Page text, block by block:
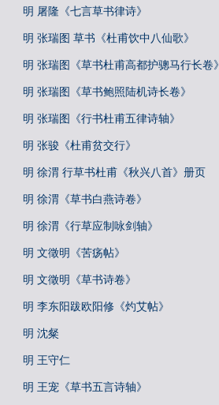
明 屠隆《七言草书律诗》
明 张瑞图 草书《杜甫饮中八仙歌》
明 张瑞图《草书杜甫高都护骢马行长卷》
明 张瑞图《草书鲍照陆机诗长卷》
明 张瑞图《行书杜甫五律诗轴》
明 张骏《杜甫贫交行》
明 徐渭 行草书杜甫《秋兴八首》册页
明 徐渭《草书白燕诗卷》
明 徐渭《行草应制咏剑轴》
明 文徵明《苦疡帖》
明 文徵明《草书诗卷》
明 李东阳跋欧阳修《灼艾帖》
明 沈粲
明 王守仁
明 王宠《草书五言诗轴》